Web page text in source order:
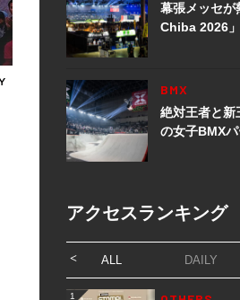
幕張メッセが
Chiba 2026
BMX
絶対王者と新
の女子BMX
アクセスランキング
ALL DAILY
1